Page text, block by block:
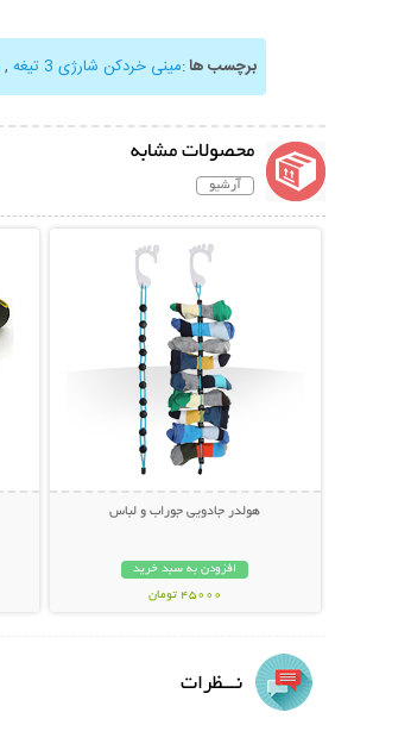
برچسب ها:مینی خردکن شارژی 3 تیغه ,
محصولات مشابه
آرشیو
هولدر جادویی جوراب و لباس
افزودن به سبد خرید
45000 تومان
نـــظرات